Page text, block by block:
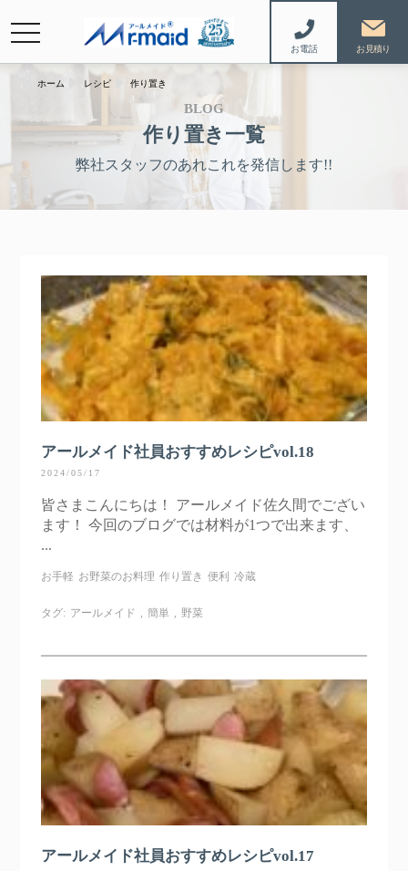
お電話
navigation
BLOG
作り置き一覧
弊社スタッフのあれこれを発信します!!
ホーム レシピ 作り置き
アールメイド社員おすすめレシピvol.18
2024/05/17
皆さまこんにちは！ アールメイド佐久間でござい
ます！ 今回のブログでは材料が1つで出来ます、
...
お手軽 お野菜のお料理 作り置き 便利 冷蔵
タグ: アールメイド , 簡単 , 野菜
アールメイド社員おすすめレシピvol.17